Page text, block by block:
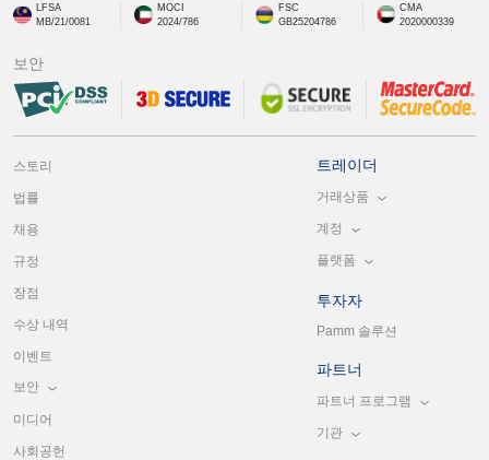
LFSA
MB/21/0081
MOCI
2024/786
FSC
GB25204786
CMA
2020000339
보안
스토리
법률
채용
규정
장점
수상 내역
이벤트
보안
미디어
사회공헌
트레이더
거래상품
계정
플랫폼
투자자
Pamm 솔루션
파트너
파트너 프로그램
기관